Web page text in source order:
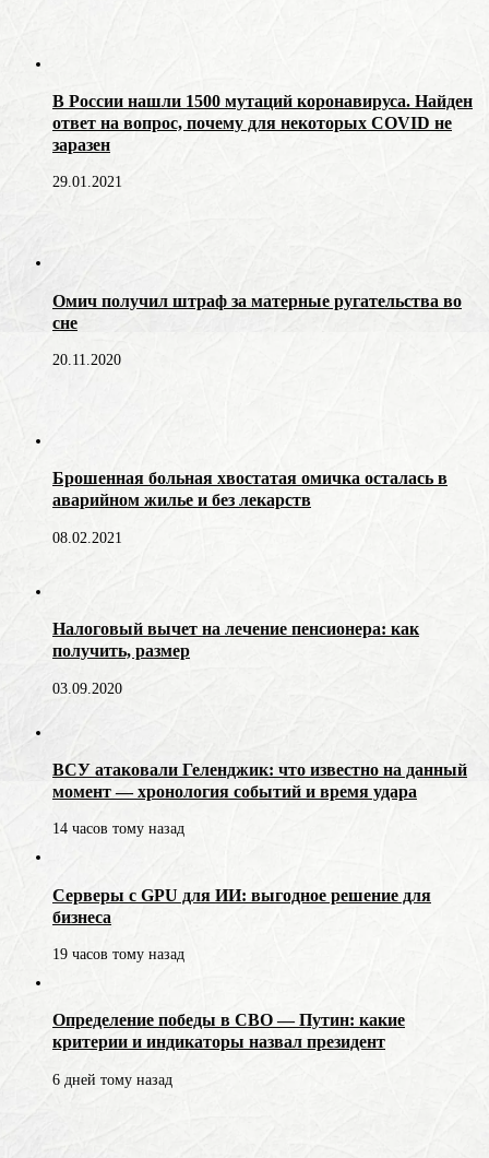
В России нашли 1500 мутаций коронавируса. Найден
ответ на вопрос, почему для некоторых COVID не
заразен
29.01.2021
Омич получил штраф за матерные ругательства во
сне
20.11.2020
Брошенная больная хвостатая омичка осталась в
аварийном жилье и без лекарств
08.02.2021
Налоговый вычет на лечение пенсионера: как
получить, размер
03.09.2020
ВСУ атаковали Геленджик: что известно на данный
момент — хронология событий и время удара
14 часов тому назад
Серверы с GPU для ИИ: выгодное решение для
бизнеса
19 часов тому назад
Определение победы в СВО — Путин: какие
критерии и индикаторы назвал президент
6 дней тому назад